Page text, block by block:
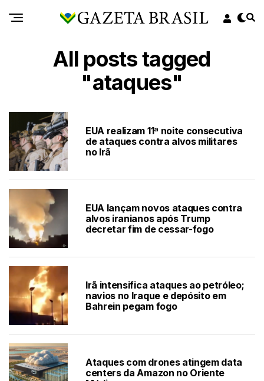
All posts tagged
"ataques"
EUA realizam 11ª noite consecutiva
de ataques contra alvos militares
no Irã
EUA lançam novos ataques contra
alvos iranianos após Trump
decretar fim de cessar-fogo
Irã intensifica ataques ao petróleo;
navios no Iraque e depósito em
Bahrein pegam fogo
Ataques com drones atingem data
centers da Amazon no Oriente